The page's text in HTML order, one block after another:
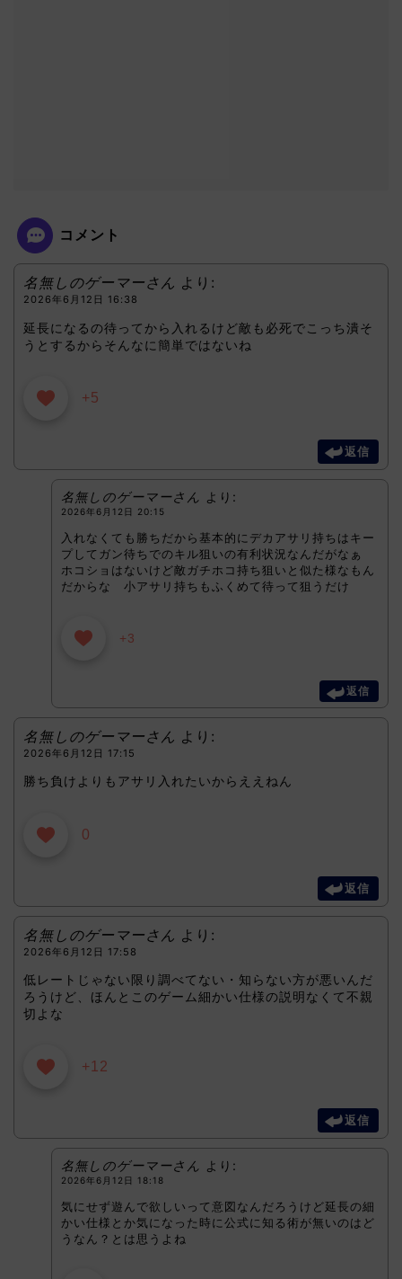
コメント
名無しのゲーマーさん より:
2026年6月12日 16:38
延長になるの待ってから入れるけど敵も必死でこっち潰そ
うとするからそんなに簡単ではないね
+5
返信
名無しのゲーマーさん より:
2026年6月12日 20:15
入れなくても勝ちだから基本的にデカアサリ持ちはキー
プしてガン待ちでのキル狙いの有利状況なんだがなぁ
ホコショはないけど敵ガチホコ持ち狙いと似た様なもん
だからな 小アサリ持ちもふくめて待って狙うだけ
+3
返信
名無しのゲーマーさん より:
2026年6月12日 17:15
勝ち負けよりもアサリ入れたいからええねん
0
返信
名無しのゲーマーさん より:
2026年6月12日 17:58
低レートじゃない限り調べてない・知らない方が悪いんだ
ろうけど、ほんとこのゲーム細かい仕様の説明なくて不親
切よな
+12
返信
名無しのゲーマーさん より:
2026年6月12日 18:18
気にせず遊んで欲しいって意図なんだろうけど延長の細
かい仕様とか気になった時に公式に知る術が無いのはど
うなん？とは思うよね